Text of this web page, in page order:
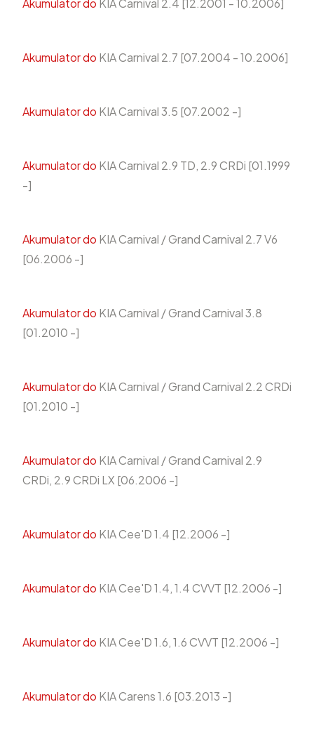
Akumulator do KIA Carnival 2.4 [12.2001 - 10.2006]
Akumulator do KIA Carnival 2.7 [07.2004 - 10.2006]
Akumulator do KIA Carnival 3.5 [07.2002 -]
Akumulator do KIA Carnival 2.9 TD, 2.9 CRDi [01.1999
-]
Akumulator do KIA Carnival / Grand Carnival 2.7 V6
[06.2006 -]
Akumulator do KIA Carnival / Grand Carnival 3.8
[01.2010 -]
Akumulator do KIA Carnival / Grand Carnival 2.2 CRDi
[01.2010 -]
Akumulator do KIA Carnival / Grand Carnival 2.9
CRDi, 2.9 CRDi LX [06.2006 -]
Akumulator do KIA Cee'D 1.4 [12.2006 -]
Akumulator do KIA Cee'D 1.4, 1.4 CVVT [12.2006 -]
Akumulator do KIA Cee'D 1.6, 1.6 CVVT [12.2006 -]
Akumulator do KIA Carens 1.6 [03.2013 -]